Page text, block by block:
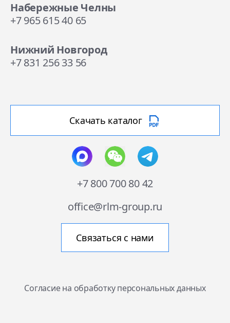
Набережные Челны
+7 965 615 40 65
Нижний Новгород
+7 831 256 33 56
Скачать каталог
+7 800 700 80 42
office@rlm-group.ru
Связаться с нами
Согласие на обработку персональных данных